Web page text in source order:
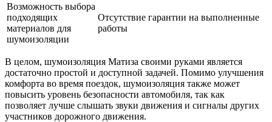
Возможность выбора
подходящих
материалов для
шумоизоляции
Отсутствие гарантии на выполненные
работы
В целом, шумоизоляция Матиза своими руками является
достаточно простой и доступной задачей. Помимо улучшения
комфорта во время поездок, шумоизоляция также может
повысить уровень безопасности автомобиля, так как
позволяет лучше слышать звуки движения и сигналы других
участников дорожного движения.